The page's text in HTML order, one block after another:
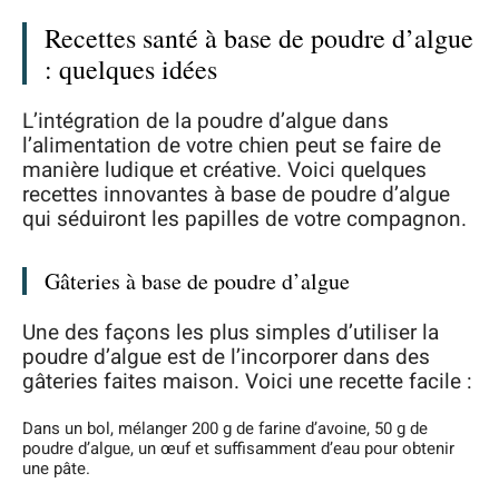
Recettes santé à base de poudre d’algue
: quelques idées
L’intégration de la poudre d’algue dans
l’alimentation de votre chien peut se faire de
manière ludique et créative. Voici quelques
recettes innovantes à base de poudre d’algue
qui séduiront les papilles de votre compagnon.
Gâteries à base de poudre d’algue
Une des façons les plus simples d’utiliser la
poudre d’algue est de l’incorporer dans des
gâteries faites maison. Voici une recette facile :
Dans un bol, mélanger 200 g de farine d’avoine, 50 g de
poudre d’algue, un œuf et suffisamment d’eau pour obtenir
une pâte.